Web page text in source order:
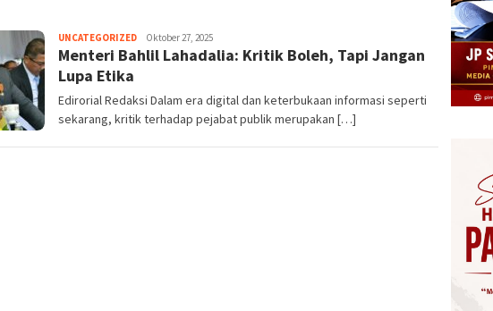
UNCATEGORIZEDHerman.
Damanik
Oktober 27, 2025
Menteri Bahlil Lahadalia: Kritik Boleh, Tapi Jangan
Lupa Etika
Edirorial Redaksi Dalam era digital dan keterbukaan informasi seperti
sekarang, kritik terhadap pejabat publik merupakan […]